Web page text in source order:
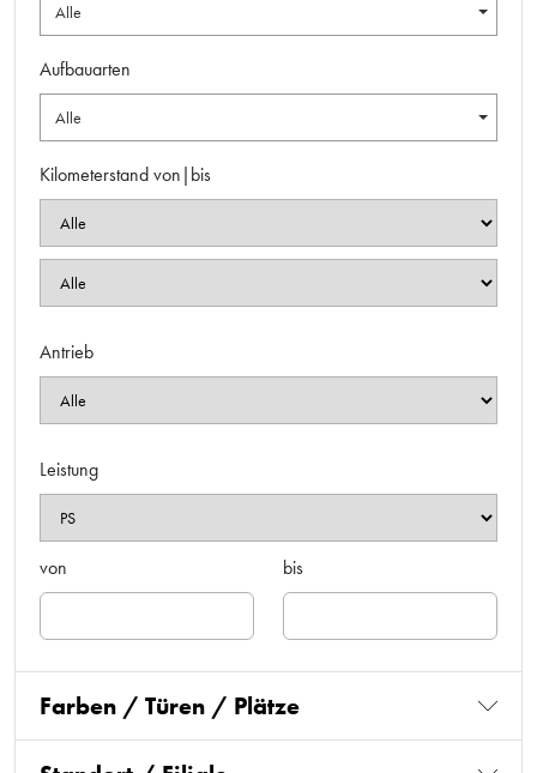
Alle
Aufbauarten
Alle
Kilometerstand von|bis
Antrieb
Leistung
von bis
Farben / Türen / Plätze